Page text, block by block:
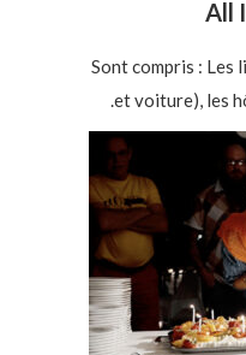
All
Sont compris : Les
et voiture), les